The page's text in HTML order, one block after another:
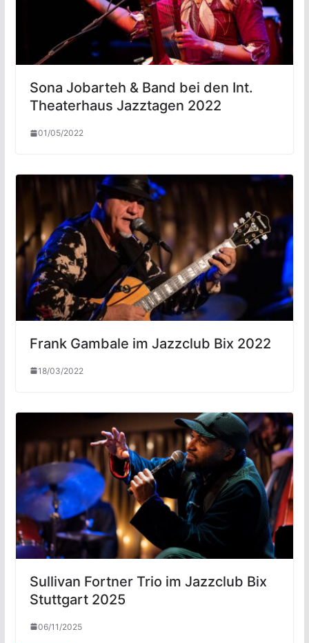
Sona Jobarteh & Band bei den Int.
Theaterhaus Jazztagen 2022
01/05/2022
Frank Gambale im Jazzclub Bix 2022
18/03/2022
Sullivan Fortner Trio im Jazzclub Bix
Stuttgart 2025
06/11/2025